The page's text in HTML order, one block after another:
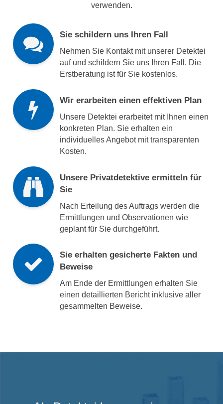
verwenden.
Sie schildern uns Ihren Fall
Nehmen Sie Kontakt mit unserer Detektei
auf und schildern Sie uns Ihren Fall. Die
Erstberatung ist für Sie kostenlos.
Wir erarbeiten einen effektiven Plan
Unsere Detektei erarbeitet mit Ihnen einen
konkreten Plan. Sie erhalten ein
individuelles Angebot mit transparenten
Kosten.
Unsere Privatdetektive ermitteln für
Sie
Nach Erteilung des Auftrags werden die
Ermittlungen und Observationen wie
geplant für Sie durchgeführt.
Sie erhalten gesicherte Fakten und
Beweise
Am Ende der Ermittlungen erhalten Sie
einen detaillierten Bericht inklusive aller
gesammelten Beweise.